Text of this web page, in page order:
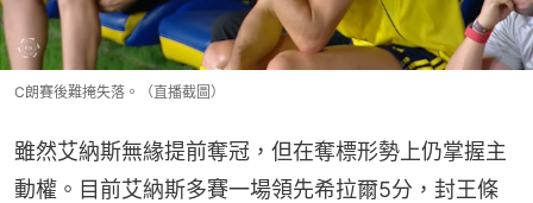
C朗賽後難掩失落。（直播截圖）
雖然艾納斯無緣提前奪冠，但在奪標形勢上仍掌握主
動權。目前艾納斯多賽一場領先希拉爾5分，封王條